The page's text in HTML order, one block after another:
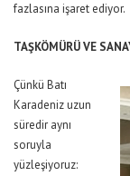
fazlasına işaret ediyor.
TAŞKÖMÜRÜ VE
Çünkü Batı
Karadeniz uzun
süredir aynı
soruyla
yüzleşiyoruz: